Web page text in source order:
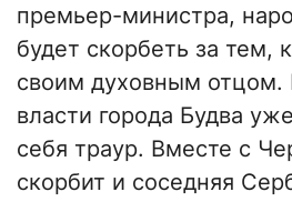
премьер-министра,
будет скорбеть за тем,
своим духовным отцом.
власти города Будва уже
себя траур. Вместе с
скорбит и соседняя